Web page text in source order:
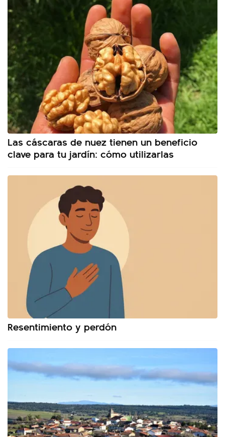
Las cáscaras de nuez tienen un beneficio
clave para tu jardín: cómo utilizarlas
Resentimiento y perdón